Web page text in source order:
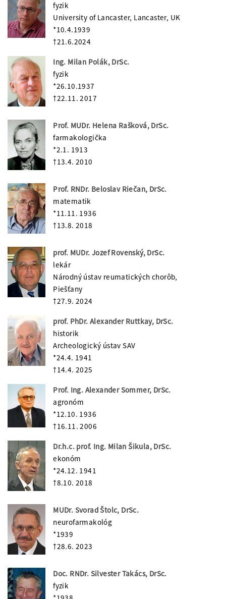
fyzik
University of Lancaster, Lancaster, UK
*10.4.1939
†21.6.2024
Ing. Milan Polák, DrSc.
fyzik
*26.10.1937
†22.11. 2017
Prof. MUDr. Helena Rašková, DrSc.
farmakologička
*2.1. 1913
†13.4. 2010
Prof. RNDr. Beloslav Riečan, DrSc.
matematik
*11.11. 1936
†13.8. 2018
prof. MUDr. Jozef Rovenský, DrSc.
lekár
Národný ústav reumatických chorôb,
Piešťany
†27.9. 2024
prof. PhDr. Alexander Ruttkay, DrSc.
historik
Archeologický ústav SAV
*24.4. 1941
†14.4. 2025
Prof. Ing. Alexander Sommer, DrSc.
agronóm
*12.10. 1936
†16.11. 2006
Dr.h.c. prof. Ing. Milan Šikula, DrSc.
ekonóm
*24.12. 1941
†8.10. 2018
MUDr. Svorad Štolc, DrSc.
neurofarmakológ
*1939
†28.6. 2023
Doc. RNDr. Silvester Takács, DrSc.
fyzik